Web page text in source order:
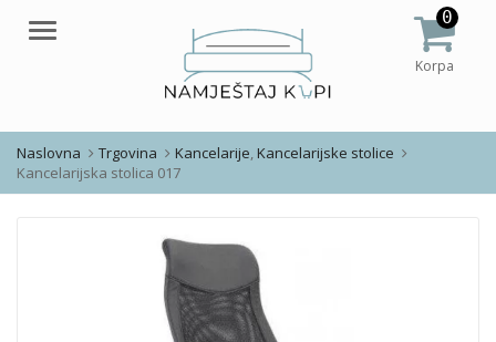
Meni
0
Korpa
Naslovna Trgovina Kancelarije,Kancelarijske stolice
Kancelarijska stolica 017